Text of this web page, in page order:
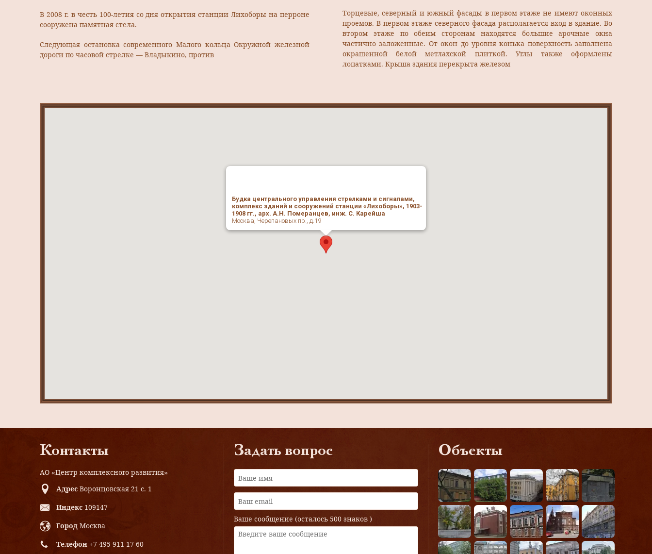
В 2008 г. в честь 100-летия со дня открытия станции Лихоборы на перроне
сооружена памятная стела.
Следующая остановка современного Малого кольца Окружной железной
дороги по часовой стрелке — Владыкино, против
Торцевые, северный и южный фасады в первом этаже не имеют оконных
проемов. В первом этаже северного фасада располагается вход в здание. Во
втором этаже по обеим сторонам находятся большие арочные окна
частично заложенные. От окон до уровня конька поверхность заполнена
окрашенной белой метлахской плиткой. Углы также оформлены
лопатками. Крыша здания перекрыта железом
Будка центрального управления стрелками и сигналами,
комплекс зданий и сооружений станции «Лихоборы», 1903-
1908 гг., арх. А.Н. Померанцев, инж. С. Карейша
Москва, Черепановых пр., д.19
Контакты
АО «Центр комплексного развития»
Адрес Воронцовская 21 с. 1
Индекс 109147
Город Москва
Телефон +7 495 911-17-60
Задать вопрос
Ваше сообщение (осталось 500 знаков )
Объекты